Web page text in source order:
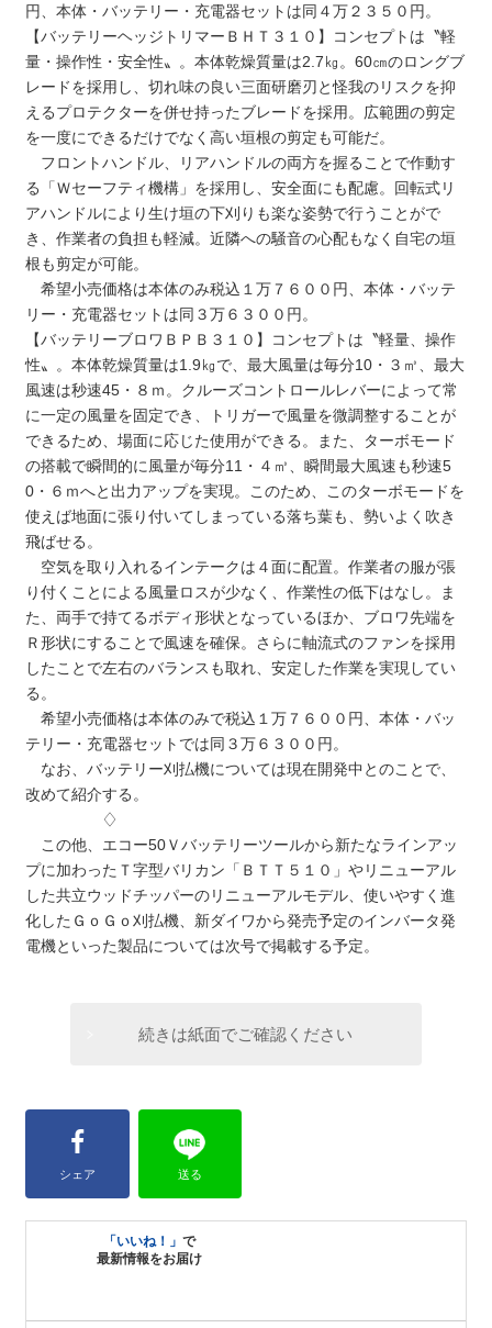
円、本体・バッテリー・充電器セットは同４万２３５０円。
【バッテリーヘッジトリマーＢＨＴ３１０】コンセプトは〝軽
量・操作性・安全性〟。本体乾燥質量は2.7㎏。60㎝のロングブ
レードを採用し、切れ味の良い三面研磨刃と怪我のリスクを抑
えるプロテクターを併せ持ったブレードを採用。広範囲の剪定
を一度にできるだけでなく高い垣根の剪定も可能だ。
フロントハンドル、リアハンドルの両方を握ることで作動す
る「Ｗセーフティ機構」を採用し、安全面にも配慮。回転式リ
アハンドルにより生け垣の下刈りも楽な姿勢で行うことがで
き、作業者の負担も軽減。近隣への騒音の心配もなく自宅の垣
根も剪定が可能。
希望小売価格は本体のみ税込１万７６００円、本体・バッテ
リー・充電器セットは同３万６３００円。
【バッテリーブロワＢＰＢ３１０】コンセプトは〝軽量、操作
性〟。本体乾燥質量は1.9㎏で、最大風量は毎分10・３㎥、最大
風速は秒速45・８ｍ。クルーズコントロールレバーによって常
に一定の風量を固定でき、トリガーで風量を微調整することが
できるため、場面に応じた使用ができる。また、ターボモード
の搭載で瞬間的に風量が毎分11・４㎥、瞬間最大風速も秒速5
0・６ｍへと出力アップを実現。このため、このターボモードを
使えば地面に張り付いてしまっている落ち葉も、勢いよく吹き
飛ばせる。
空気を取り入れるインテークは４面に配置。作業者の服が張
り付くことによる風量ロスが少なく、作業性の低下はなし。ま
た、両手で持てるボディ形状となっているほか、ブロワ先端を
Ｒ形状にすることで風速を確保。さらに軸流式のファンを採用
したことで左右のバランスも取れ、安定した作業を実現してい
る。
希望小売価格は本体のみで税込１万７６００円、本体・バッ
テリー・充電器セットでは同３万６３００円。
なお、バッテリー刈払機については現在開発中とのことで、
改めて紹介する。
♢
この他、エコー50Ｖバッテリーツールから新たなラインアッ
プに加わったＴ字型バリカン「ＢＴＴ５１０」やリニューアル
した共立ウッドチッパーのリニューアルモデル、使いやすく進
化したＧｏＧｏ刈払機、新ダイワから発売予定のインバータ発
電機といった製品については次号で掲載する予定。
続きは紙面でご確認ください
シェア 送る
「いいね！」で
最新情報をお届け